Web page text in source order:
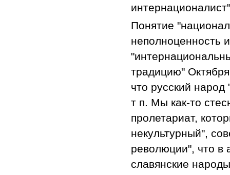
Понятие
неполноценность
традицию"
что русский народ
т п. Мы как-то
пролетариат,
некультурный",
революции", что в
славянские